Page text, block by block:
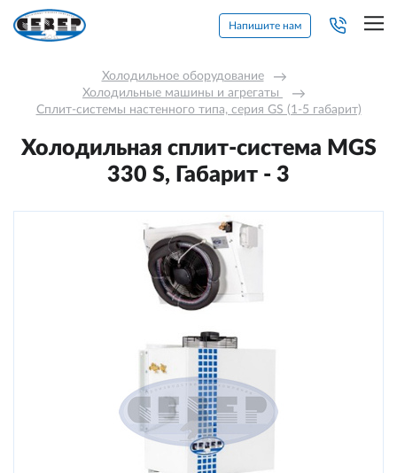
Напишите нам
Холодильное оборудование →
Холодильные машины и агрегаты →
Сплит-системы настенного типа, серия GS (1-5 габарит)
Холодильная сплит-система MGS
330 S, Габарит - 3